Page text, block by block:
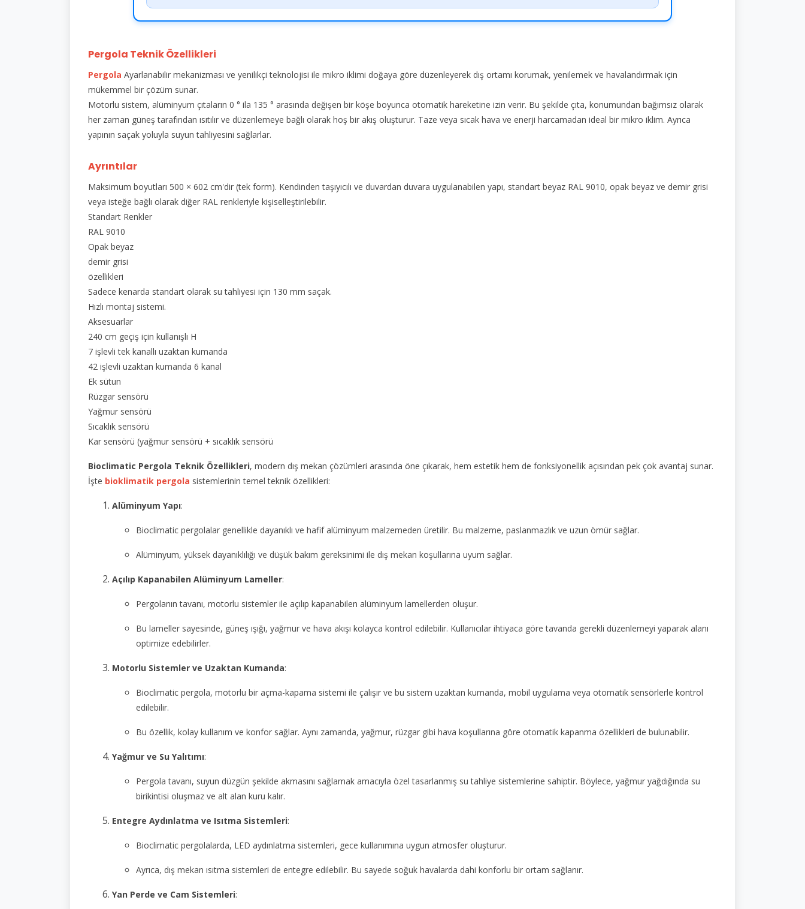
Pergola Teknik Özellikleri
Pergola Ayarlanabilir mekanizması ve yenilikçi teknolojisi ile mikro iklimi doğaya göre düzenleyerek dış ortamı korumak, yenilemek ve havalandırmak için
mükemmel bir çözüm sunar.
Motorlu sistem, alüminyum çıtaların 0 ° ila 135 ° arasında değişen bir köşe boyunca otomatik hareketine izin verir. Bu şekilde çıta, konumundan bağımsız olarak
her zaman güneş tarafından ısıtılır ve düzenlemeye bağlı olarak hoş bir akış oluşturur. Taze veya sıcak hava ve enerji harcamadan ideal bir mikro iklim. Ayrıca
yapının saçak yoluyla suyun tahliyesini sağlarlar.
Ayrıntılar
Maksimum boyutları 500 × 602 cm'dir (tek form). Kendinden taşıyıcılı ve duvardan duvara uygulanabilen yapı, standart beyaz RAL 9010, opak beyaz ve demir grisi
veya isteğe bağlı olarak diğer RAL renkleriyle kişiselleştirilebilir.
Standart Renkler
RAL 9010
Opak beyaz
demir grisi
özellikleri
Sadece kenarda standart olarak su tahliyesi için 130 mm saçak.
Hızlı montaj sistemi.
Aksesuarlar
240 cm geçiş için kullanışlı H
7 işlevli tek kanallı uzaktan kumanda
42 işlevli uzaktan kumanda 6 kanal
Ek sütun
Rüzgar sensörü
Yağmur sensörü
Sıcaklık sensörü
Kar sensörü (yağmur sensörü + sıcaklık sensörü
Bioclimatic Pergola Teknik Özellikleri, modern dış mekan çözümleri arasında öne çıkarak, hem estetik hem de fonksiyonellik açısından pek çok avantaj sunar.
İşte bioklimatik pergola sistemlerinin temel teknik özellikleri:
Alüminyum Yapı:
Bioclimatic pergolalar genellikle dayanıklı ve hafif alüminyum malzemeden üretilir. Bu malzeme, paslanmazlık ve uzun ömür sağlar.
Alüminyum, yüksek dayanıklılığı ve düşük bakım gereksinimi ile dış mekan koşullarına uyum sağlar.
Açılıp Kapanabilen Alüminyum Lameller:
Pergolanın tavanı, motorlu sistemler ile açılıp kapanabilen alüminyum lamellerden oluşur.
Bu lameller sayesinde, güneş ışığı, yağmur ve hava akışı kolayca kontrol edilebilir. Kullanıcılar ihtiyaca göre tavanda gerekli düzenlemeyi yaparak alanı
optimize edebilirler.
Motorlu Sistemler ve Uzaktan Kumanda:
Bioclimatic pergola, motorlu bir açma-kapama sistemi ile çalışır ve bu sistem uzaktan kumanda, mobil uygulama veya otomatik sensörlerle kontrol
edilebilir.
Bu özellik, kolay kullanım ve konfor sağlar. Aynı zamanda, yağmur, rüzgar gibi hava koşullarına göre otomatik kapanma özellikleri de bulunabilir.
Yağmur ve Su Yalıtımı:
Pergola tavanı, suyun düzgün şekilde akmasını sağlamak amacıyla özel tasarlanmış su tahliye sistemlerine sahiptir. Böylece, yağmur yağdığında su
birikintisi oluşmaz ve alt alan kuru kalır.
Entegre Aydınlatma ve Isıtma Sistemleri:
Bioclimatic pergolalarda, LED aydınlatma sistemleri, gece kullanımına uygun atmosfer oluşturur.
Ayrıca, dış mekan ısıtma sistemleri de entegre edilebilir. Bu sayede soğuk havalarda dahi konforlu bir ortam sağlanır.
Yan Perde ve Cam Sistemleri: